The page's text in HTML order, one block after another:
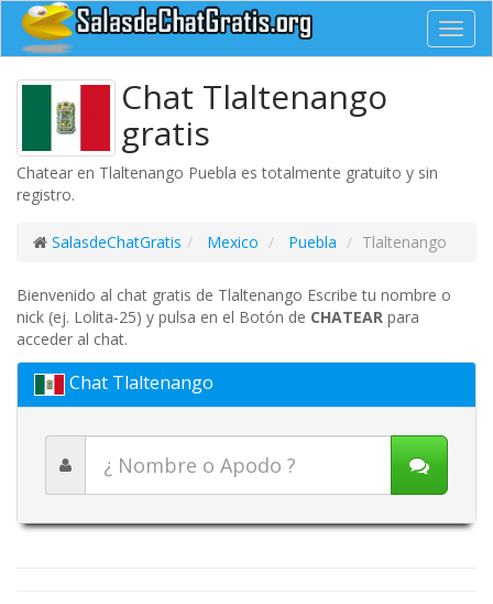
Chat Tlaltenango
gratis
Chatear en Tlaltenango Puebla es totalmente gratuito y sin
registro.
SalasdeChatGratis Mexico Puebla Tlaltenango
Bienvenido al chat gratis de Tlaltenango Escribe tu nombre o
nick (ej. Lolita-25) y pulsa en el Botón de CHATEAR para
acceder al chat.
Chat Tlaltenango